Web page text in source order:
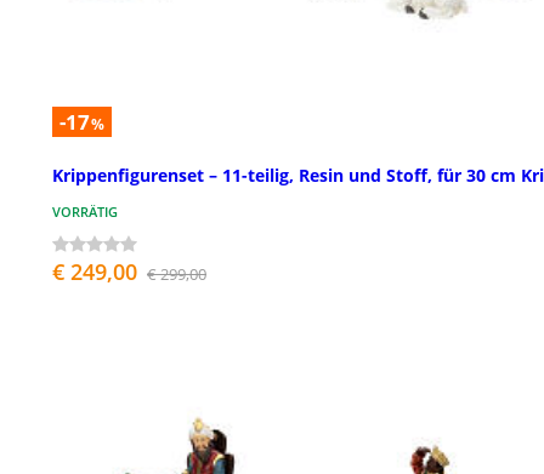
-17%
Krippenfigurenset – 11-teilig, Resin und Stoff, für 30 cm
VORRÄTIG
€ 249,00 € 299,00